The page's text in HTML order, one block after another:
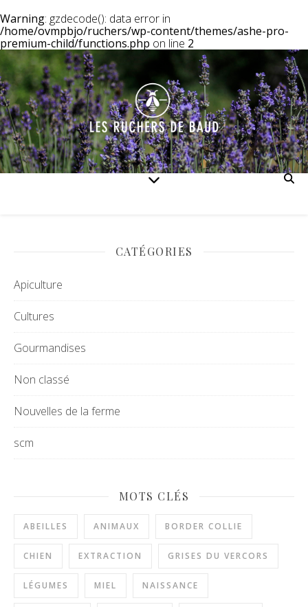
Warning: gzdecode(): data error in
/home/ovmpbjo/ruchers/wp-content/themes/ashe-pro-
premium-child/functions.php on line 2
CATÉGORIES
Apiculture
Cultures
Gourmandises
Non classé
Nouvelles de la ferme
scm
MOTS CLÉS
ABEILLES ANIMAUX BORDER COLLIE
CHIEN EXTRACTION GRISES DU VERCORS
LÉGUMES MIEL NAISSANCE